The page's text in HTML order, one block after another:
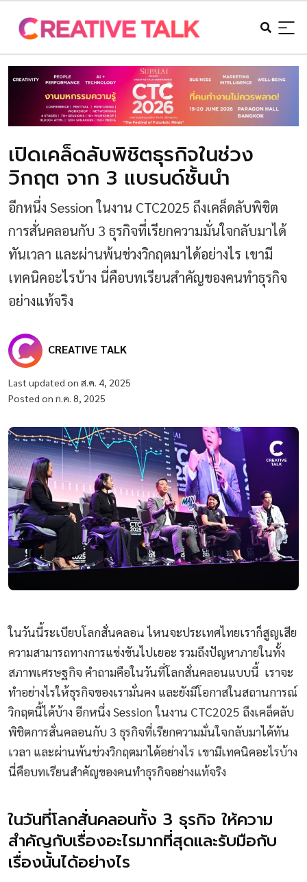
เปิดเคล็ดลับพิชิตธุรกิจในช่วง
วิกฤต จาก 3 แบรนด์ชั้นนำ
อีกหนึ่ง Session ในงาน CTC2025 ถึงเคล็ดลับพิชิต
การสั่นคลอนกับ 3 ธุรกิจที่เรียกความมั่นใจกลับมาได้
ทันเวลา และผ่านพ้นช่วงวิกฤตมาได้อย่างไร เขามี
เทคนิคอะไรบ้าง นี่คือบทเรียนสำคัญของคนทำธุรกิจ
อย่างแท้จริง
CREATIVE TALK
Last updated on ส.ค. 4, 2025
Posted on ก.ค. 8, 2025
ในวันนี้ระเบียบโลกสั่นคลอน ไหนจะประเทศไทยเราก็สูญเสีย
ความสามารถทางการแข่งขันไปเยอะ รวมถึงปัญหาภายในทั้ง
สภาพเศรษฐกิจ คำถามคือในวันที่โลกสั่นคลอนแบบนี้ เราจะ
ทำอย่างไรให้ธุรกิจของเรามั่นคง และยังมีโอกาสในสถานการณ์
วิกฤตนี้ได้บ้าง อีกหนึ่ง Session ในงาน CTC2025 ถึงเคล็ดลับ
พิชิตการสั่นคลอนกับ 3 ธุรกิจที่เรียกความมั่นใจกลับมาได้ทัน
เวลา และผ่านพ้นช่วงวิกฤตมาได้อย่างไร เขามีเทคนิคอะไรบ้าง
นี่คือบทเรียนสำคัญของคนทำธุรกิจอย่างแท้จริง
ในวันที่โลกสั่นคลอนทั้ง 3 ธุรกิจ ให้ความ
สำคัญกับเรื่องอะไรมากที่สุดและรับมือกับ
เรื่องนั้นได้อย่างไร